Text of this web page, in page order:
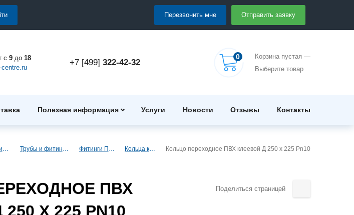
Перезвонить мне Отправить заявку
с 9до 18
+7 [499] 322-42-32
0
Корзина пустая —
Выберите товар
Полезная информация Услуги Новости Отзывы Контакты
Полимерные трубы и фитинги для водоснабжения Трубы и фитинги ПВХ (клеевые) Фитинги ПВХ (клеевые) Кольца клеевое ПВХ Кольцо переxодное ПВХ клеевой Д 250 x 225 Pn10
ПВХ
X 225 PN10
Поделиться страницей